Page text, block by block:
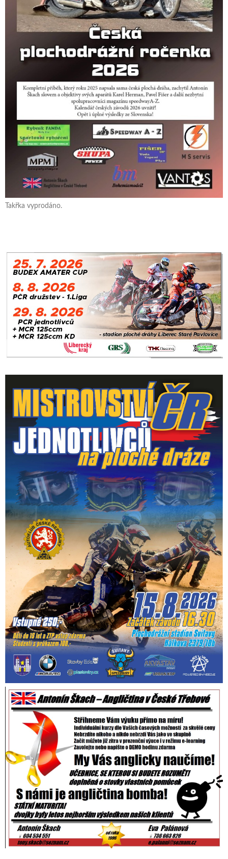
Takřka vyprodáno.